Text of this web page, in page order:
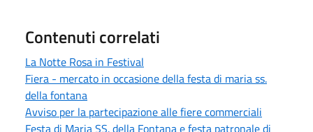
Contenuti correlati
La Notte Rosa in Festival
Fiera - mercato in occasione della festa di maria ss.
della fontana
Avviso per la partecipazione alle fiere commerciali
Festa di Maria SS. della Fontana e festa patronale di